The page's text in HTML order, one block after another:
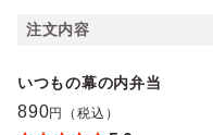
注文内容
いつもの幕の内弁当
890円（税込）